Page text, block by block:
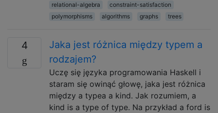
relational-algebra
constraint-satisfaction
polymorphisms
algorithms graphs trees
4
Jaka jest różnica między typem a
rodzajem?
Uczę się języka programowania Haskell i
staram się owinąć głowę, jaka jest różnica
między a typea a kind. Jak rozumiem, a
kind is a type of type. Na przykład a ford is